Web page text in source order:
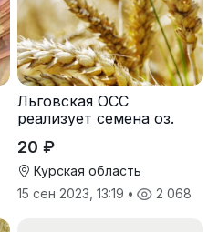
Льговская ОСС
реализует семена оз.
20 ₽
Курская область
15 сен 2023, 13:19 • 2 068